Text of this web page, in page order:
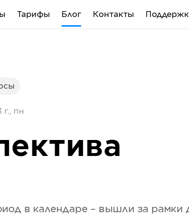
Тарифы Блог Контакты
г., пн
в календаре – вышли за рамки